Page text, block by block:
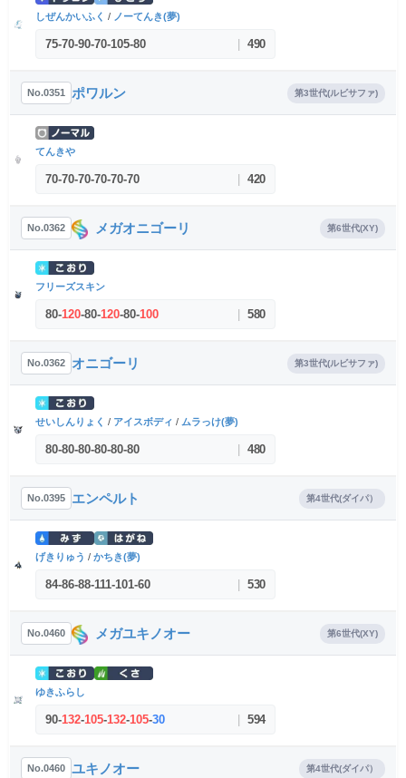
しぜんかいふく / ノーてんき(夢)
75-70-90-70-105-80 490
No.0351 ポワルン 第3世代(ルビサファ)
てんきや
70-70-70-70-70-70 420
No.0362 メガオニゴーリ 第6世代(XY)
フリーズスキン
80-120-80-120-80-100 580
No.0362 オニゴーリ 第3世代(ルビサファ)
せいしんりょく / アイスボディ / ムラっけ(夢)
80-80-80-80-80-80 480
No.0395 エンペルト 第4世代(ダイパ）
げきりゅう / かちき(夢)
84-86-88-111-101-60 530
No.0460 メガユキノオー 第6世代(XY)
ゆきふらし
90-132-105-132-105-30 594
No.0460 ユキノオー 第4世代(ダイパ）